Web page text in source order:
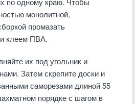
монолитной,
промазать
клеем ПВА.
их под угольник и
Затем скрепите доски и
саморезами длиной 55
порядке с шагом в